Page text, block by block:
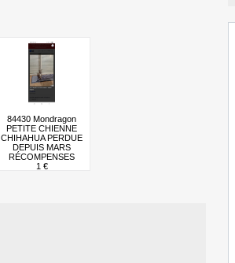
84430 Mondragon
PETITE CHIENNE
CHIHAHUA PERDUE
DEPUIS MARS
RÉCOMPENSES
1 €